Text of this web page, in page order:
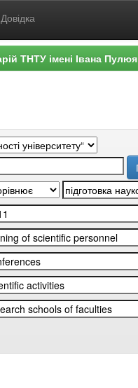
Довідка
ТНТУ імені Івана Пулюя